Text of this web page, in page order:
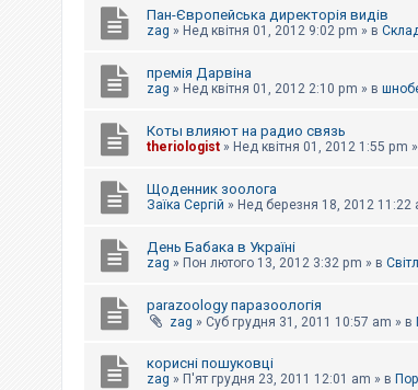
Пан-Європейська директорія видів
zag » Нед квітня 01, 2012 9:02 pm » в
премія Дарвіна
zag » Нед квітня 01, 2012 2:10 pm » в
Коты влияют на радио связь
theriologist » Нед квітня 01, 2012 1:55 pm
Щоденник зоолога
Заїка Сергій » Нед березня 18, 2012 11:22
День Бабака в Україні
zag » Пон лютого 13, 2012 3:32 pm » в
parazoology паразоологія
zag » Суб грудня 31, 2011 10:57 am » в
корисні пошуковці
zag » П'ят грудня 23, 2011 12:01 am » в